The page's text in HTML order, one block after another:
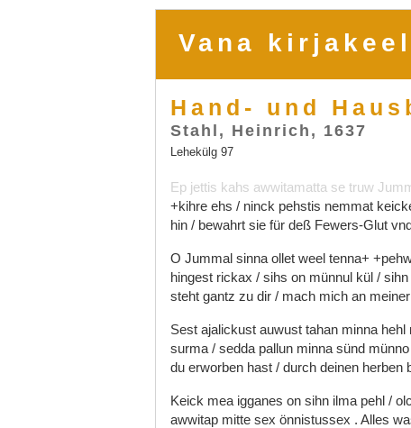
Vana
Hand- und
Stahl, Heinrich, 1637
Lehekülg 97
Ep jettis kahs awwitamatta se truw
+kihre ehs / ninck pehstis nemmat
hin / bewahrt sie für deß Fewers-Glut
O Jummal sinna ollet weel tenna+
hingest rickax / sihs on münnul kül / sihn
steht gantz zu dir / mach mich an meiner
Sest ajalickust auwust tahan minna hehl
surma / sedda pallun minna sünd münno
du erworben hast / durch deinen herben
Keick mea igganes on sihn ilma pehl /
awwitap mitte sex önnistussex . Alles